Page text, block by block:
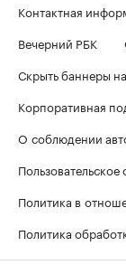
Контактная
Вечерний РБК
Скрыть баннеры
Корпоративная
О соблюдении
Политика в
Политика